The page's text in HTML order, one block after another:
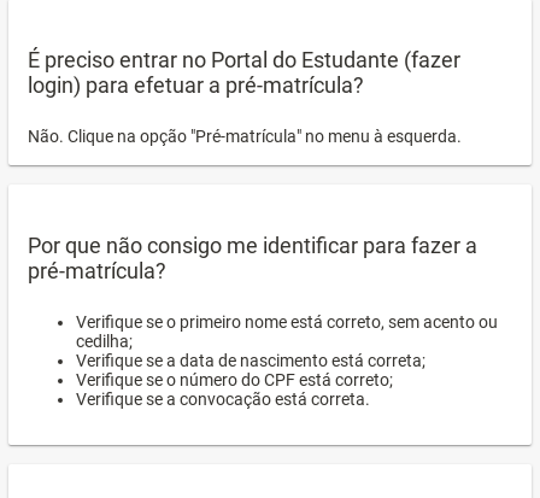
É preciso entrar no Portal do Estudante (fazer
login) para efetuar a pré-matrícula?
Não. Clique na opção "Pré-matrícula" no menu à esquerda.
Por que não consigo me identificar para fazer a
pré-matrícula?
Verifique se o primeiro nome está correto, sem acento ou
cedilha;
Verifique se a data de nascimento está correta;
Verifique se o número do CPF está correto;
Verifique se a convocação está correta.